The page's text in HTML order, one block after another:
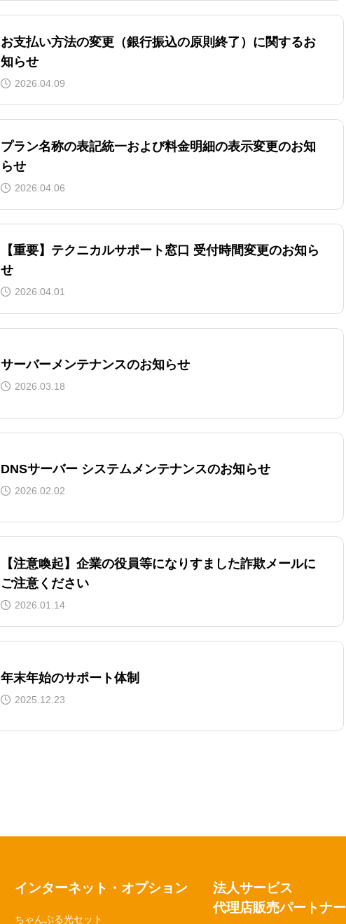
お支払い方法の変更（銀行振込の原則終了）に関するお
知らせ
2026.04.09
プラン名称の表記統一および料金明細の表示変更のお知
らせ
2026.04.06
【重要】テクニカルサポート窓口 受付時間変更のお知ら
せ
2026.04.01
サーバーメンテナンスのお知らせ
2026.03.18
DNSサーバー システムメンテナンスのお知らせ
2026.02.02
【注意喚起】企業の役員等になりすました詐欺メールに
ご注意ください
2026.01.14
年末年始のサポート体制
2025.12.23
インターネット・オプション
ちゃんぷる光セット
法人サービス
代理店販売パートナー